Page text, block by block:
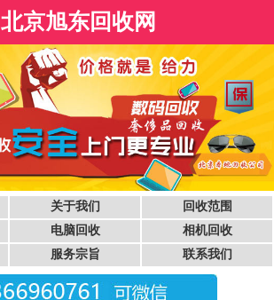
北京旭东回收网
关于我们
回收范围
电脑回收
相机回收
服务宗旨 联系我们